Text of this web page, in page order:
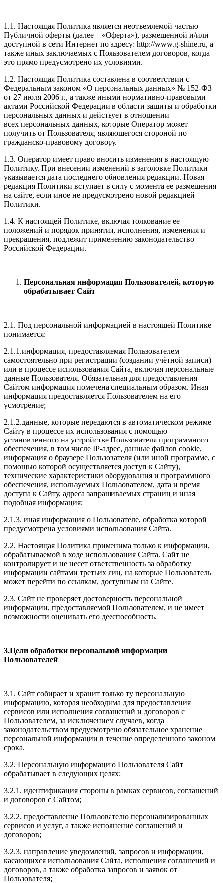
1.1. Настоящая Политика является неотъемлемой частью
Публичной оферты (далее – «Оферта»), размещенной и/или
доступной в сети Интернет по адресу: http://www.g-shine.ru, а
также иных заключаемых с Пользователем договоров, когда
это прямо предусмотрено их условиями.
1.2. Настоящая Политика составлена в соответствии с
Федеральным законом «О персональных данных» № 152-ФЗ
от 27 июля 2006 г., а также иными нормативно-правовыми
актами Российской Федерации в области защиты и обработки
персональных данных и действует в отношении
всех персональных данных, которые Оператор может
получить от Пользователя, являющегося стороной по
гражданско-правовому договору.
1.3. Оператор имеет право вносить изменения в настоящую
Политику. При внесении изменений в заголовке Политики
указывается дата последнего обновления редакции. Новая
редакция Политики вступает в силу с момента ее размещения
на сайте, если иное не предусмотрено новой редакцией
Политики.
1.4. К настоящей Политике, включая толкование ее
положений и порядок принятия, исполнения, изменения и
прекращения, подлежит применению законодательство
Российской Федерации.
Персональная информация Пользователей, которую
обрабатывает Сайт
2.1. Под персональной информацией в настоящей Политике
понимается:
2.1.1.информация, предоставляемая Пользователем
самостоятельно при регистрации (создании учётной записи)
или в процессе использования Сайта, включая персональные
данные Пользователя. Обязательная для предоставления
Сайтом информация помечена специальным образом. Иная
информация предоставляется Пользователем на его
усмотрение;
2.1.2.данные, которые передаются в автоматическом режиме
Сайту в процессе их использования с помощью
установленного на устройстве Пользователя программного
обеспечения, в том числе IP-адрес, данные файлов cookie,
информация о браузере Пользователя (или иной программе, с
помощью которой осуществляется доступ к Сайту),
технические характеристики оборудования и программного
обеспечения, используемых Пользователем, дата и время
доступа к Сайту, адреса запрашиваемых страниц и иная
подобная информация;
2.1.3. иная информация о Пользователе, обработка которой
предусмотрена условиями использования Сайта.
2.2. Настоящая Политика применима только к информации,
обрабатываемой в ходе использования Сайта. Сайт не
контролирует и не несет ответственность за обработку
информации сайтами третьих лиц, на которые Пользователь
может перейти по ссылкам, доступным на Сайте.
2.3. Сайт не проверяет достоверность персональной
информации, предоставляемой Пользователем, и не имеет
возможности оценивать его дееспособность.
3.Цели обработки персональной информации
Пользователей
3.1. Сайт собирает и хранит только ту персональную
информацию, которая необходима для предоставления
сервисов или исполнения соглашений и договоров с
Пользователем, за исключением случаев, когда
законодательством предусмотрено обязательное хранение
персональной информации в течение определенного законом
срока.
3.2. Персональную информацию Пользователя Сайт
обрабатывает в следующих целях:
3.2.1. идентификация стороны в рамках сервисов, соглашений
и договоров с Сайтом;
3.2.2. предоставление Пользователю персонализированных
сервисов и услуг, а также исполнение соглашений и
договоров;
3.2.3. направление уведомлений, запросов и информации,
касающихся использования Сайта, исполнения соглашений и
договоров, а также обработка запросов и заявок от
Пользователя;